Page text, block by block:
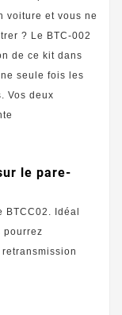
voiture et vous ne
? Le BTC-002
de ce kit dans
seule fois les
Vos deux
le pare-
Idéal
pourrez